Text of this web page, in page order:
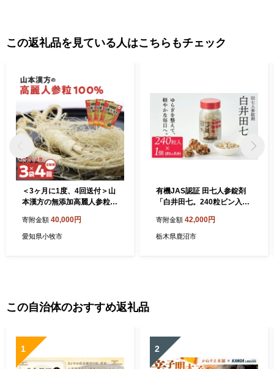
この返礼品を見ている人はこちらもチェック
＜3ヶ月に1度、4回送付＞山
本漢方の無添加高麗人参粒[0
寄附金額 40,000円
愛知県小牧市
有機JAS認証 田七人参錠剤
「白井田七。240粒ビン入
メント 金不換 無農薬 有機栽
培 粒 オーガニック 健康食品
寄附金額 42,000円
栃木県鹿沼市
この自治体のおすすめ返礼品
1 2